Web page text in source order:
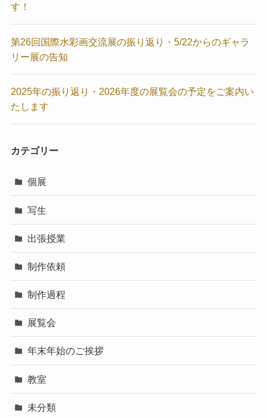
す！
第26回国際水彩画交流展の振り返り・5/22からのギャラ
リー展の告知
2025年の振り返り・2026年度の展覧会の予定をご案内い
たします
カテゴリー
個展
写生
出張授業
制作依頼
制作過程
展覧会
年末年始のご挨拶
教室
未分類